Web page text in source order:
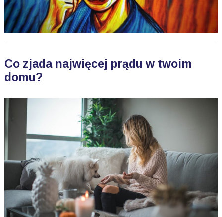
Co zjada najwięcej prądu w twoim
domu?